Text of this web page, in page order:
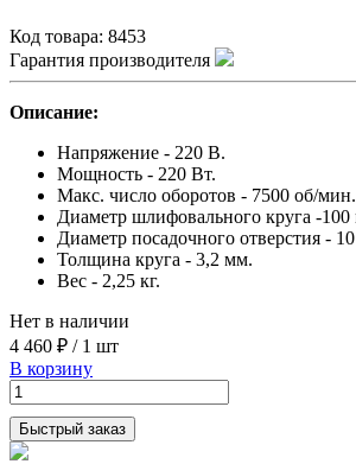
Код товара: 8453
Гарантия производителя
Описание:
Напряжение - 220 В.
Мощность - 220 Вт.
Макс. число оборотов - 7500 об/мин.
Диаметр шлифовального круга -
Диаметр посадочного отверстия -
Толщина круга - 3,2 мм.
Вес - 2,25 кг.
Нет в наличии
4 460 ₽ / 1 шт
В корзину
Быстрый заказ